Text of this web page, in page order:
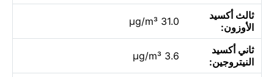
ثالث أكسيد
الأوزون:
31.0 µg/m³
ثاني أكسيد
النيتروجين:
3.6 µg/m³